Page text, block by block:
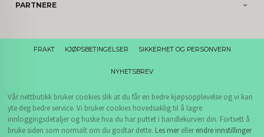
PARTNERE
FRAKT KJØPSBETINGELSER SIKKERHET OG PERSONVERN
NYHETSBREV
Vår nettbutikk bruker cookies slik at du får en bedre kjøpsopplevelse og vi kan
yte deg bedre service. Vi bruker cookies hovedsaklig til å lagre
innloggingsdetaljer og huske hva du har puttet i handlekurven din. Fortsett å
bruke siden som normalt om du godtar dette. Les merellerendre innstillinger